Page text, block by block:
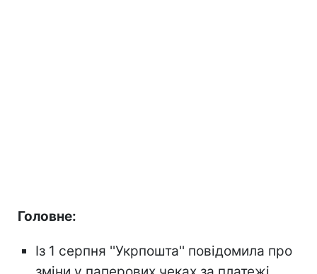
Головне:
Із 1 серпня ''Укрпошта'' повідомила про